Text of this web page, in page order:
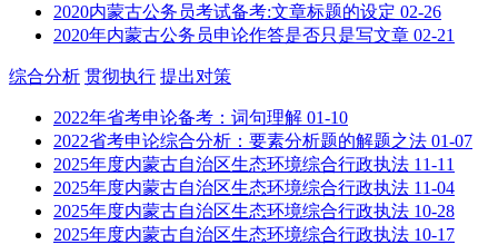
2020内蒙古公务员考试备考:文章标题的设定 02-26
2020年内蒙古公务员申论作答是否只是写文章 02-21
综合分析 贯彻执行 提出对策
2022年省考申论备考：词句理解 01-10
2022省考申论综合分析：要素分析题的解题之法 01-07
2025年度内蒙古自治区生态环境综合行政执法 11-11
2025年度内蒙古自治区生态环境综合行政执法 11-04
2025年度内蒙古自治区生态环境综合行政执法 10-28
2025年度内蒙古自治区生态环境综合行政执法 10-17